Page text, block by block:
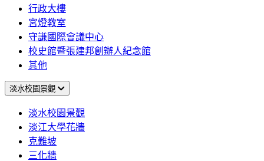
行政大樓
宮燈教室
守謙國際會議中心
校史館暨張建邦創辦人紀念館
其他
淡水校園景觀
淡水校園景觀
淡江大學花牆
克難坡
三化牆